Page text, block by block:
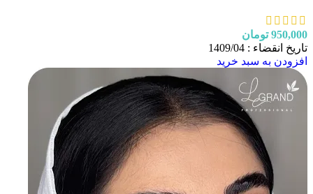
950,000 تومان
تاریخ انقضاء : 1409/04
افزودن به سبد خرید